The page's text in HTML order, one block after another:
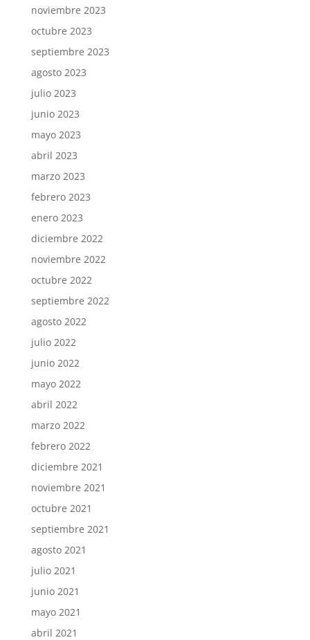
noviembre 2023
octubre 2023
septiembre 2023
agosto 2023
julio 2023
junio 2023
mayo 2023
abril 2023
marzo 2023
febrero 2023
enero 2023
diciembre 2022
noviembre 2022
octubre 2022
septiembre 2022
agosto 2022
julio 2022
junio 2022
mayo 2022
abril 2022
marzo 2022
febrero 2022
diciembre 2021
noviembre 2021
octubre 2021
septiembre 2021
agosto 2021
julio 2021
junio 2021
mayo 2021
abril 2021